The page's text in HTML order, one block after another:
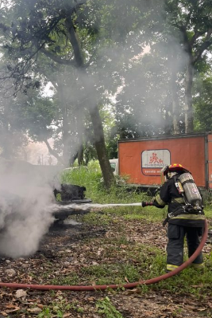
“N”, Dana Natalia “N” y
una pena de cuatro años y
formaban parte de la Policía
durante la administración
Ciudadano, Armando Reyes
recluidos en el Centro de
Seguridad de La Toma, en
cumplirán la condena.
fueron detenidos siete
sentencia dada a conocer
a seis de ellos. Hasta el
no han informado la situación